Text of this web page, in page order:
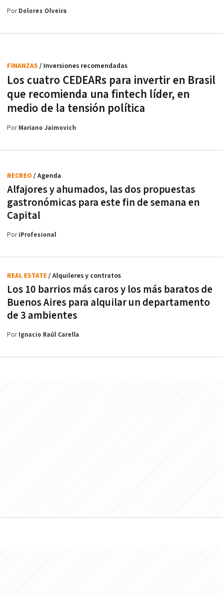
PorDolores Olveira
Los cuatro CEDEARs para invertir en Brasil
que recomienda una fintech líder, en
medio de la tensión política
FINANZAS / Inversiones recomendadas
PorMariano Jaimovich
Alfajores y ahumados, las dos propuestas
gastronómicas para este fin de semana en
Capital
RECREO / Agenda
PoriProfesional
Los 10 barrios más caros y los más baratos de
Buenos Aires para alquilar un departamento
de 3 ambientes
REAL ESTATE/ Alquileres y contratos
PorIgnacio Raúl Carella